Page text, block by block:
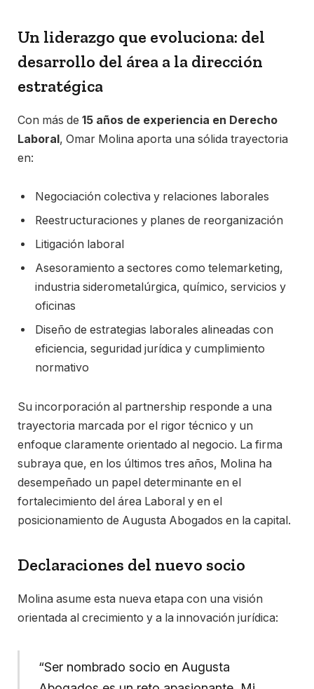
Un liderazgo que evoluciona: del
desarrollo del área a la dirección
estratégica
Con más de 15 años de experiencia en Derecho
Laboral, Omar Molina aporta una sólida trayectoria
en:
Negociación colectiva y relaciones laborales
Reestructuraciones y planes de reorganización
Litigación laboral
Asesoramiento a sectores como telemarketing,
industria siderometalúrgica, químico, servicios y
oficinas
Diseño de estrategias laborales alineadas con
eficiencia, seguridad jurídica y cumplimiento
normativo
Su incorporación al partnership responde a una
trayectoria marcada por el rigor técnico y un
enfoque claramente orientado al negocio. La firma
subraya que, en los últimos tres años, Molina ha
desempeñado un papel determinante en el
fortalecimiento del área Laboral y en el
posicionamiento de Augusta Abogados en la capital.
Declaraciones del nuevo socio
Molina asume esta nueva etapa con una visión
orientada al crecimiento y a la innovación jurídica:
“Ser nombrado socio en Augusta